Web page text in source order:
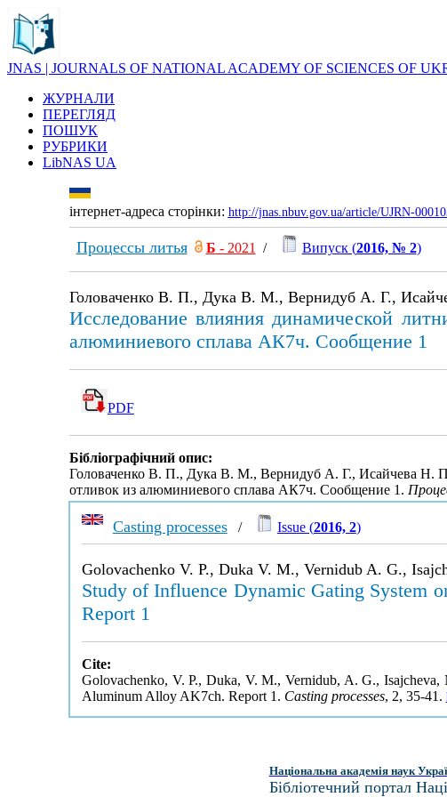
JNAS | JOURNALS OF NATIONAL ACADEMY OF SCIENCES OF
ЖУРНАЛИ
ПЕРЕГЛЯД
ПОШУК
РУБРИКИ
LibNAS UA
інтернет-адреса сторінки: http://jnas.nbuv.gov.ua/article/UJRN-
Процессы литья Б - 2021 / Випуск (2016, № 2)
Головаченко В. П., Дука В. М., Вернидуб А. Г.,
Исследование влияния динамической
алюминиевого сплава АК7ч. Сообщение 1
PDF
Бібліографічний опис:
Головаченко В. П., Дука В. М., Вернидуб А. Г., Исайчева Н.
отливок из алюминиевого сплава АК7ч. Сообщение 1.
Casting processes/ Issue (2016, 2)
Golovachenko V. P., Duka V. M., Vernidub A. G.,
Study of Influence Dynamic Gating System
Report 1
Cite:
Golovachenko, V. P., Duka, V. M., Vernidub, A. G.,
Aluminum Alloy AK7ch. Report 1. Casting processes, 2, 35-41.
Національна академія наук
Бібліотечний портал